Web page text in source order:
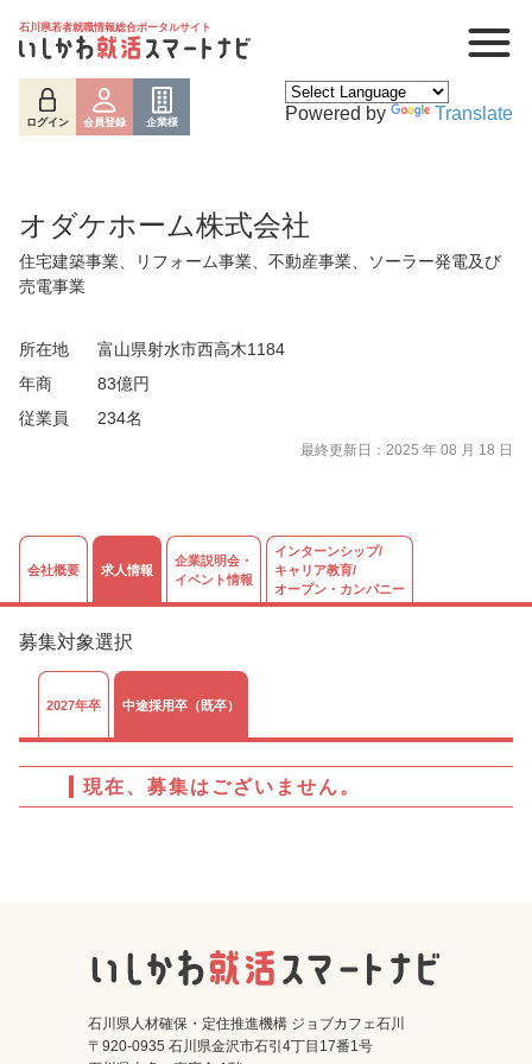
石川県若者就職情報総合ポータルサイト
ログイン 会員登録 企業様 Powered by Translate
オダケホーム株式会社
住宅建築事業、リフォーム事業、不動産事業、ソーラー発電及び
売電事業
所在地
富山県射水市西高木1184
年商
83億円
従業員
234名
最終更新日：2025 年 08 月 18 日
会社概要 求人情報
企業説明会・
イベント情報
インターンシップ/
キャリア教育/
オープン・カンパニー
募集対象選択
2027年卒 中途採用卒（既卒）
現在、募集はございません。
石川県人材確保・定住推進機構 ジョブカフェ石川
〒920-0935 石川県金沢市石引4丁目17番1号